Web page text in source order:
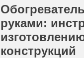
руками:
конструкций